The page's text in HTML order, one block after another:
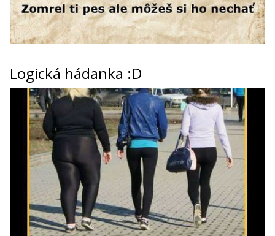
Logická hádanka :D